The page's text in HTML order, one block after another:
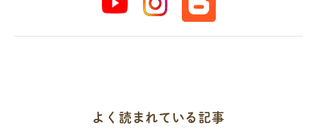
よく読まれている記事